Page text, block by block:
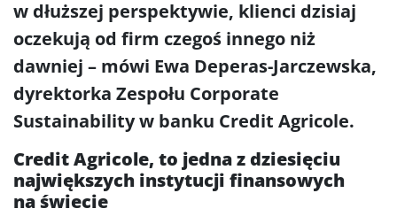
w dłuższej perspektywie, klienci dzisiaj
oczekują od firm czegoś innego niż
dawniej – mówi Ewa Deperas-Jarczewska,
dyrektorka Zespołu Corporate
Sustainability w banku Credit Agricole.
Credit Agricole, to jedna z dziesięciu
największych instytucji finansowych
na świecie